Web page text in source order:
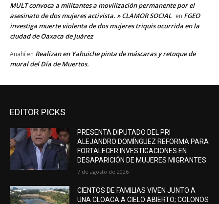
MULT convoca a militantes a movilización permanente por el
asesinato de dos mujeres activista. » CLAMOR SOCIAL en FGEO
investiga muerte violenta de dos mujeres triquis ocurrida en la
ciudad de Oaxaca de Juárez
Anahí en Realizan en Yahuiche pinta de máscaras y retoque de
mural del Día de Muertos.
EDITOR PICKS
PRESENTA DIPUTADO DEL PRI
ALEJANDRO DOMÍNGUEZ REFORMA PARA
FORTALECER INVESTIGACIONES EN
DESAPARICIÓN DE MUJERES MIGRANTES
7 de agosto de 2026
CIENTOS DE FAMILIAS VIVEN JUNTO A
UNA CLOACA A CIELO ABIERTO; COLONOS